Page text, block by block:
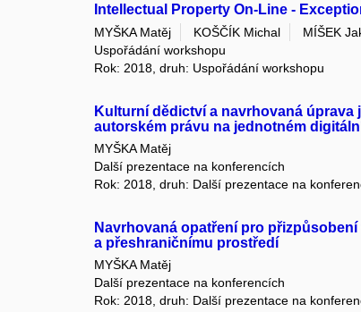
Intellectual Property On-Line -
MYŠKA Matěj KOŠČÍK Michal
MÍŠEK
Uspořádání workshopu
Rok: 2018, druh: Uspořádání workshopu
Kulturní dědictví a navrhovaná
autorském právu na jednotném
MYŠKA Matěj
Další prezentace na konferencích
Rok: 2018, druh: Další prezentace na
Navrhovaná opatření pro
a přeshraničnímu prostředí
MYŠKA Matěj
Další prezentace na konferencích
Rok: 2018, druh: Další prezentace na